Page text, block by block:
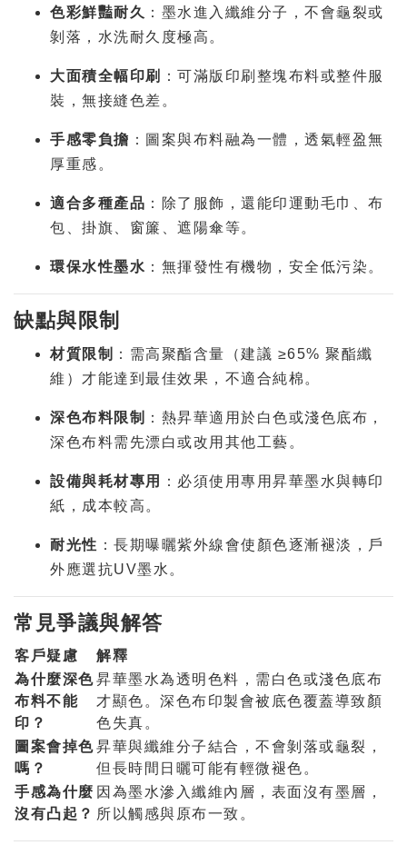
色彩鮮豔耐久 ：墨水進入纖維分子，不會龜裂或
剝落，水洗耐久度極高。
大面積全幅印刷
：可滿版印刷整塊布料或整件服
裝，無接縫色差。
手感零負擔 ：圖案與布料融為一體，透氣輕盈無
厚重感。
適合多種產品 ：除了服飾，還能印運動毛巾、布
包、掛旗、窗簾、遮陽傘等。
環保水性墨水 ：無揮發性有機物，安全低污染。
缺點與限制
材質限制
：需高聚酯含量（建議 ≥65% 聚酯纖
維）才能達到最佳效果，不適合純棉。
深色布料限制
：熱昇華適用於白色或淺色底布，
深色布料需先漂白或改用其他工藝。
設備與耗材專用
：必須使用專用昇華墨水與轉印
紙，成本較高。
耐光性 ：長期曝曬紫外線會使顏色逐漸褪淡，戶
外應選抗UV墨水。
常見爭議與解答
客戶疑慮
解釋
為什麼深色
布料不能
印？
昇華墨水為透明色料，需白色或淺色底布
才顯色。深色布印製會被底色覆蓋導致顏
色失真。
圖案會掉色
嗎？
昇華與纖維分子結合，不會剝落或龜裂，
但長時間日曬可能有輕微褪色。
手感為什麼
沒有凸起？
因為墨水滲入纖維內層，表面沒有墨層，
所以觸感與原布一致。